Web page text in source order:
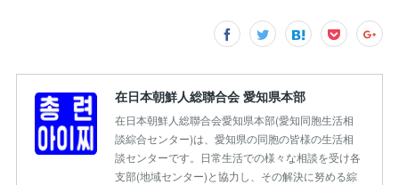
在日本朝鮮人総聯合会 愛知県本部
在日本朝鮮人総聯合会愛知県本部(愛知同胞生活相
談綜合センター)は、愛知県の同胞の皆様の生活相
談センターです。日常生活での様々な相談を受け各
支部(地域センター)と協力し、その解決に努める綜